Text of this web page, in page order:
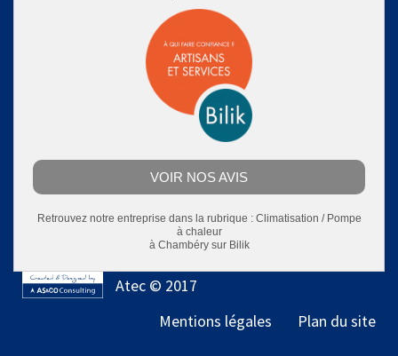
VOIR NOS AVIS
Retrouvez notre entreprise dans la rubrique : Climatisation / Pompe
à chaleur
à Chambérysur Bilik
Atec © 2017
Mentions légales
Plan du site